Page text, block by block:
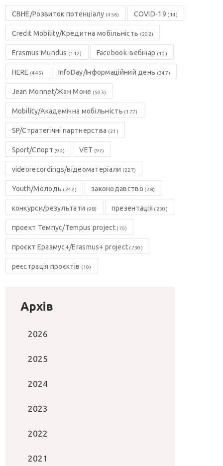
CBHE/Розвиток потенціалу (456) COVID-19 (14)
Credit Mobility/Кредитна мобільність (202)
Erasmus Mundus (112) Facebook-вебінар (40)
HERE (445) InfoDay/Інформаційний день (347)
Jean Monnet/Жан Моне (593)
Mobility/Академічна мобільність (177)
SP/Стратегічні партнерства (21)
Sport/Спорт (99) VET (97)
videorecordings/відеоматеріали (227)
Youth/Молодь (242) законодавство (28)
конкурси/результати (98) презентація (230)
проект Темпус/Tempus project(70)
проєкт Еразмус+/Erasmus+ project (730)
реєстрація проєктів (10)
Архів
2026
2025
2024
2023
2022
2021